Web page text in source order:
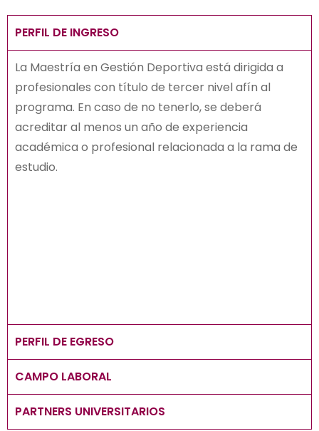
PERFIL DE INGRESO
La Maestría en Gestión Deportiva está dirigida a
profesionales con título de tercer nivel afín al
programa. En caso de no tenerlo, se deberá
acreditar al menos un año de experiencia
académica o profesional relacionada a la rama de
estudio.
PERFIL DE EGRESO
CAMPO LABORAL
PARTNERS UNIVERSITARIOS